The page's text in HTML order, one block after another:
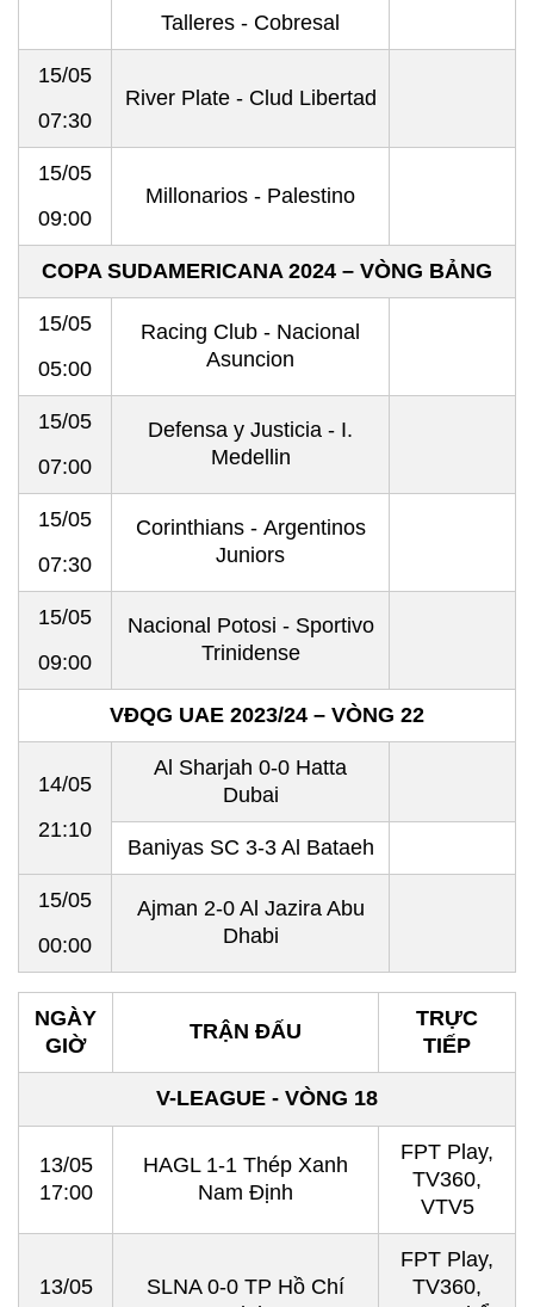
Talleres - Cobresal
15/05
07:30
River Plate - Clud Libertad
15/05
09:00
Millonarios - Palestino
COPA SUDAMERICANA 2024 – VÒNG BẢNG
15/05
05:00
Racing Club - Nacional
Asuncion
15/05
07:00
Defensa y Justicia - I.
Medellin
15/05
07:30
Corinthians - Argentinos
Juniors
15/05
09:00
Nacional Potosi - Sportivo
Trinidense
VĐQG UAE 2023/24 – VÒNG 22
14/05
21:10
Al Sharjah 0-0 Hatta
Dubai
Baniyas SC 3-3 Al Bataeh
15/05
00:00
Ajman 2-0 Al Jazira Abu
Dhabi
NGÀY
GIỜ
TRẬN ĐẤU
TRỰC
TIẾP
V-LEAGUE - VÒNG 18
13/05
17:00
HAGL 1-1 Thép Xanh
Nam Định
FPT Play,
TV360,
VTV5
13/05
SLNA 0-0 TP Hồ Chí
FPT Play,
TV360,